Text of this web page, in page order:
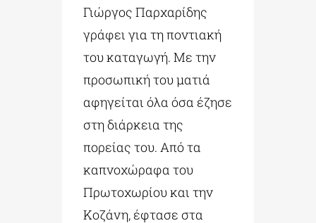
Γιώργος Παρχαρίδης
γράφει για τη ποντιακή
του καταγωγή. Με την
προσωπική του ματιά
αφηγείται όλα όσα έζησε
στη διάρκεια της
πορείας του. Από τα
καπνοχώραφα του
Πρωτοχωρίου και την
Κοζάνη, έφτασε στα